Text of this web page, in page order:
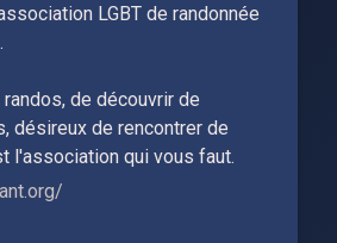
LGBT de randonnée
de découvrir de
désireux de rencontrer de
l'association qui vous faut.